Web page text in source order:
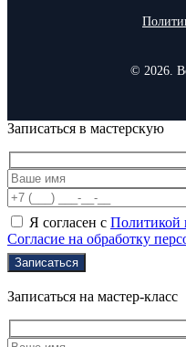
© 2026.
Записаться в мастерскую
Я согласен с Политикой
Согласие на обработку
Записаться на мастер-класс